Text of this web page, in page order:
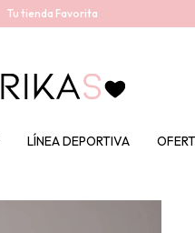
Tu tienda Favorita
LÍNEA DEPORTIVA